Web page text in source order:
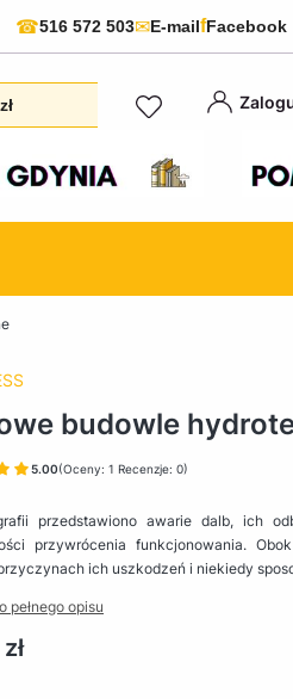
☎516 572 503✉E-mailfFacebook
budowle
5.00(Oceny: 1 Recenzje: 0)
przedstawiono awarie dalb, ich
przywrócenia funkcjonowania.
ich uszkodzeń i niekiedy
pełnego opisu